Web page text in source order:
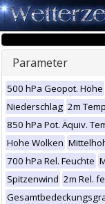
Parameter
500 hPa Geopot. Höhe
Niederschlag 2m Temp
850 hPa Pot. Äquiv.
Hohe Wolken
700 hPa Rel. Feuchte
Spitzenwind 2m Rel.